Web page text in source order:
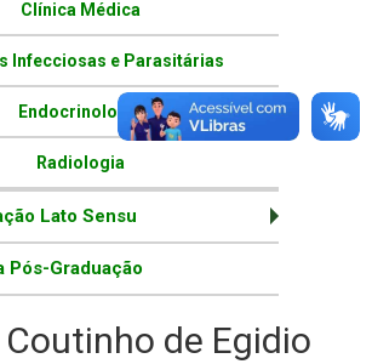
Clínica Médica
Infecciosas e Parasitárias
Endocrinologia
Radiologia
Lato Sensu
Pós-Graduação
de Egidio